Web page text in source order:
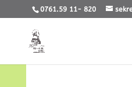
0761.59 11- 820